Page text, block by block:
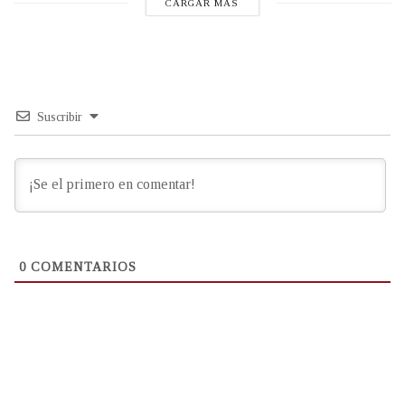
CARGAR MÁS
Suscribir
0 COMENTARIOS